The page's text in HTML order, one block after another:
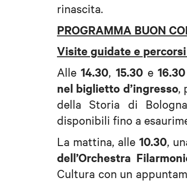
rinascita.
PROGRAMMA BUON
Visite guidate e
Alle14.30, 15.30 e 16.30
nel biglietto d’ingresso,
della Storia di
disponibili fino a
La mattina, alle 10.30,
dell’Orchestra
Cultura con un